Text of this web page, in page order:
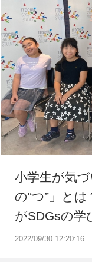
2022/09/30 12:20:16
小学生が気
の“つ”」と
がSDGsの学